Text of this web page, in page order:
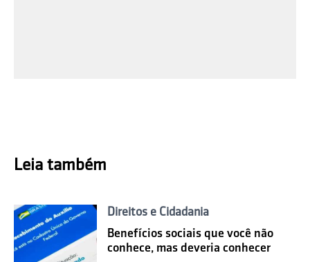
Leia também
Direitos e Cidadania
Benefícios sociais que você não
conhece, mas deveria conhecer